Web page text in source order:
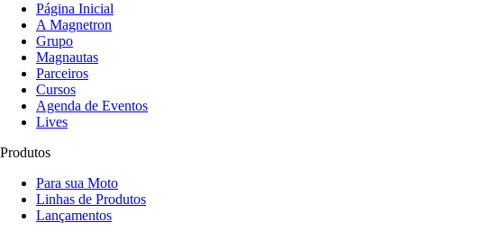
Página Inicial
A Magnetron
Grupo
Magnautas
Parceiros
Cursos
Agenda de Eventos
Lives
Produtos
Para sua Moto
Linhas de Produtos
Lançamentos